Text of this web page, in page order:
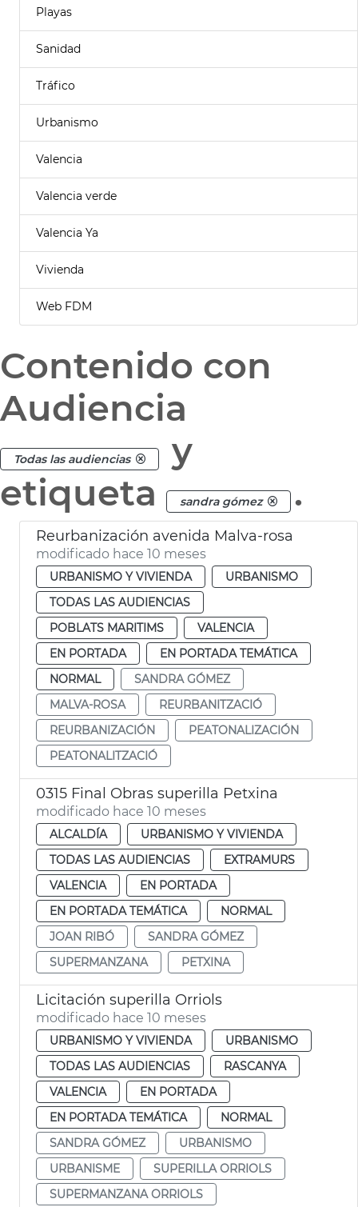
Playas
Sanidad
Tráfico
Urbanismo
Valencia
Valencia verde
Valencia Ya
Vivienda
Web FDM
Contenido con
Audiencia
Todas las audiencias
y
etiqueta
sandra gómez .
Reurbanización avenida Malva-rosa
modificado hace 10 meses
URBANISMO Y VIVIENDA
URBANISMO
TODAS LAS AUDIENCIAS
POBLATS MARITIMS
VALENCIA
EN PORTADA
EN PORTADA TEMÁTICA
NORMAL
SANDRA GÓMEZ
MALVA-ROSA
REURBANITZACIÓ
REURBANIZACIÓN
PEATONALIZACIÓN
PEATONALITZACIÓ
0315 Final Obras superilla Petxina
modificado hace 10 meses
ALCALDÍA
URBANISMO Y VIVIENDA
TODAS LAS AUDIENCIAS
EXTRAMURS
VALENCIA
EN PORTADA
EN PORTADA TEMÁTICA
NORMAL
JOAN RIBÓ
SANDRA GÓMEZ
SUPERMANZANA
PETXINA
Licitación superilla Orriols
modificado hace 10 meses
URBANISMO Y VIVIENDA
URBANISMO
TODAS LAS AUDIENCIAS
RASCANYA
VALENCIA
EN PORTADA
EN PORTADA TEMÁTICA
NORMAL
SANDRA GÓMEZ
URBANISMO
URBANISME
SUPERILLA ORRIOLS
SUPERMANZANA ORRIOLS